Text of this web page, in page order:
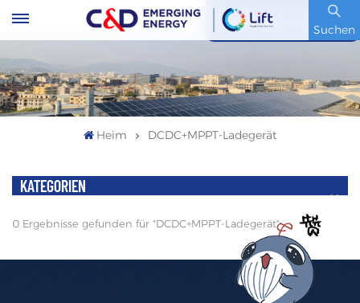
Suchen
Artikelnummer : 600153.SH
Heim DCDC+MPPT-Ladegerät
KATEGORIEN
0 Ergebnisse gefunden für "DCDC+MPPT-Ladegerät"